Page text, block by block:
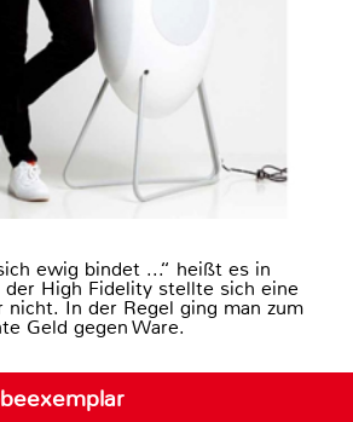
ewig bindet ...“ heißt es in
der High Fidelity stellte sich eine
nicht. In der Regel ging man zum
Geld gegen Ware.